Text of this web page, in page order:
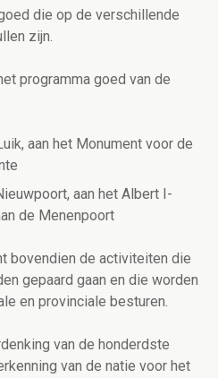
die op de verschillende
zijn.
programma goed van de
aan het Monument voor de
aan het Albert I-
de Menenpoort
bovendien de activiteiten die
gepaard gaan en die worden
en provinciale besturen.
van de honderdste
van de natie voor het